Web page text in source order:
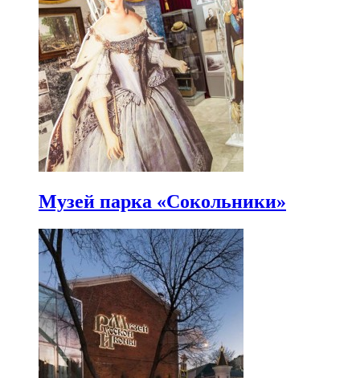
Музей парка «Сокольники»